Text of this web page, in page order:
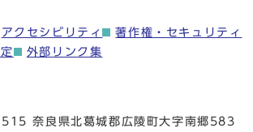
アクセシビリティ
著作権・セキュリティ
外部リンク集
奈良県北葛城郡広陵町大字南郷583